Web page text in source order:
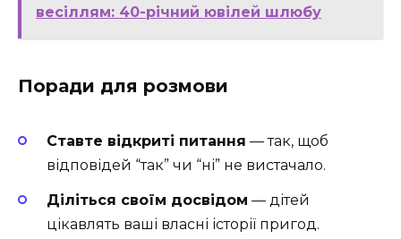
весіллям: 40-річний ювілей шлюбу
Поради для розмови
Ставте відкриті питання — так, щоб
відповідей “так” чи “ні” не вистачало.
Діліться своїм досвідом — дітей
цікавлять ваші власні історії пригод.